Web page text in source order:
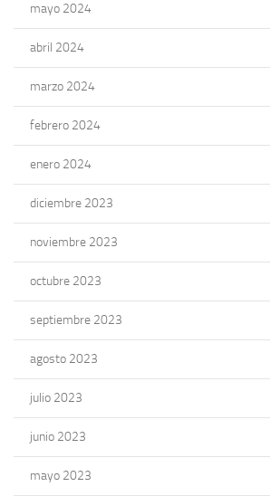
mayo 2024
abril 2024
marzo 2024
febrero 2024
enero 2024
diciembre 2023
noviembre 2023
octubre 2023
septiembre 2023
agosto 2023
julio 2023
junio 2023
mayo 2023